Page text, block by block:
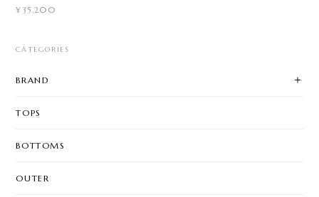
¥35,200
CATEGORIES
BRAND
TOPS
BOTTOMS
OUTER